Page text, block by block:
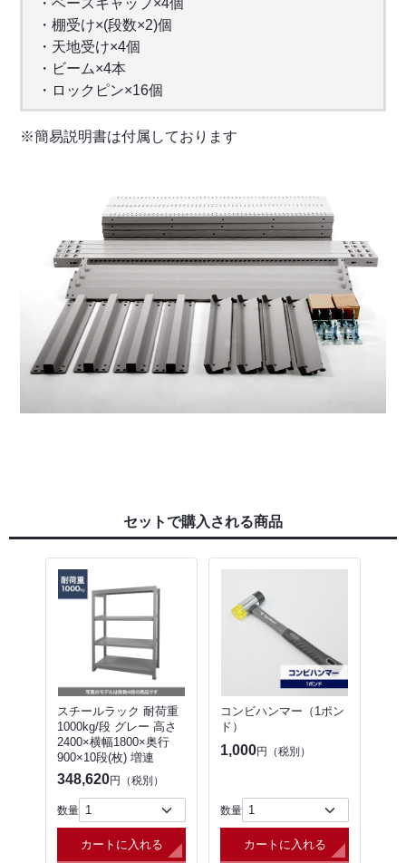
・ベースキャップ×4個
・棚受け×(段数×2)個
・天地受け×4個
・ビーム×4本
・ロックピン×16個
※簡易説明書は付属しております
セットで購入される商品
スチールラック 耐荷重
1000kg/段 グレー 高さ
2400×横幅1800×奥行
900×10段(枚) 増連
348,620円（税別）
数量
カートに入れる
コンビハンマー（1ポン
ド）
1,000円（税別）
数量
カートに入れる